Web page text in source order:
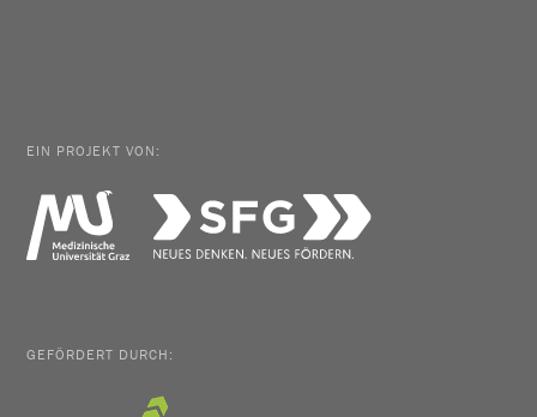
EIN PROJEKT VON:
GEFÖRDERT DURCH: